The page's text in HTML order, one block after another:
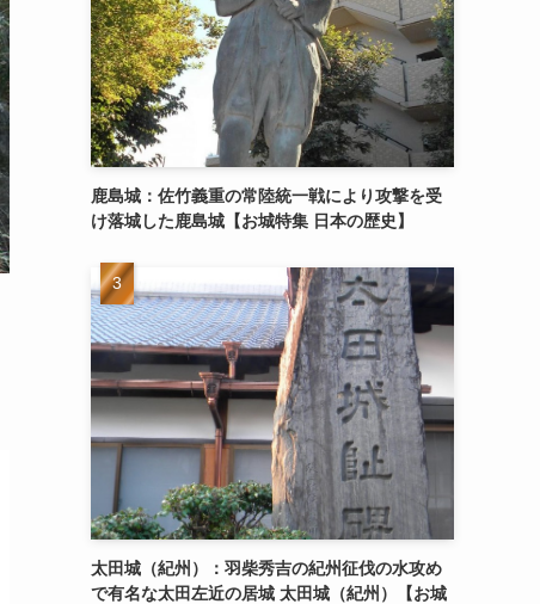
鹿島城：佐竹義重の常陸統一戦により攻撃を受
け落城した鹿島城【お城特集 日本の歴史】
太田城（紀州）：羽柴秀吉の紀州征伐の水攻め
で有名な太田左近の居城 太田城（紀州）【お城